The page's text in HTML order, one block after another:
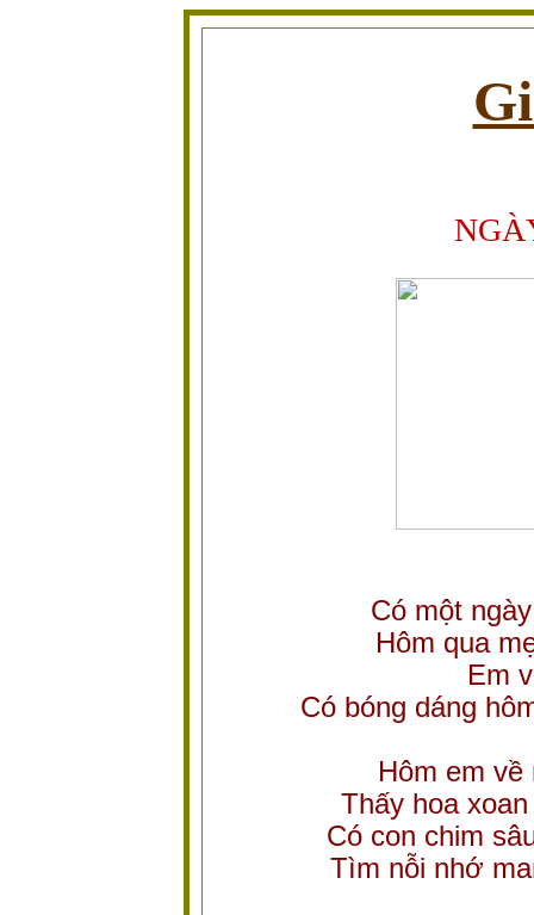
Có một
Hôm qua
Em
Có bóng dáng
Hôm em về
Thấy hoa
Có con chim
Tìm nỗi nhớ